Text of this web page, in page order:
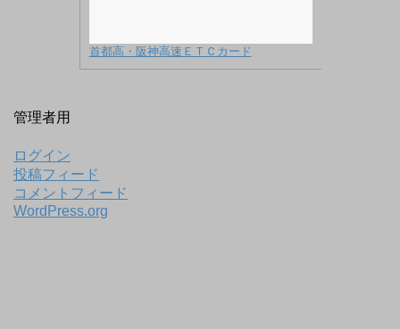
首都高・阪神高速ＥＴＣカード
管理者用
ログイン
投稿フィード
コメントフィード
WordPress.org